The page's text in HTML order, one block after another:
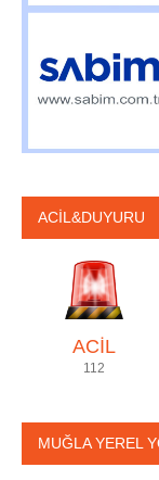
ACİL&DUYURU
ACİL
112
MUĞLA YEREL